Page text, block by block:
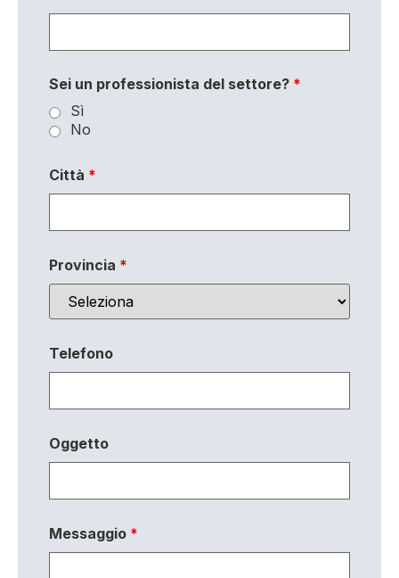
Sei un professionista del settore? *
Sì
No
Città *
Provincia *
Telefono
Oggetto
Messaggio *